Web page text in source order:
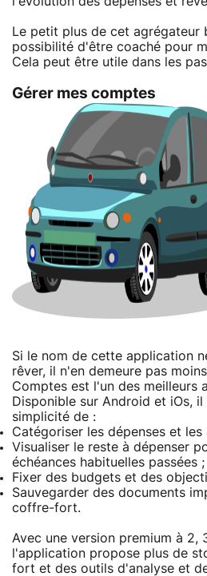
Le petit plus de cet agrégateur
possibilité d'être coaché pour
Cela peut être utile dans les
Gérer mes comptes
Si le nom de cette application
rêver, il n'en demeure pas
Comptes est l'un des meilleurs
Disponible sur Android et iOs,
simplicité de :
Catégoriser les dépenses et les
Visualiser le reste à dépenser
échéances habituelles passées ;
Fixer des budgets et des
Sauvegarder des documents
coffre-fort.
Avec une version premium à 2,
l'application propose plus de
fort et des outils d'analyse et